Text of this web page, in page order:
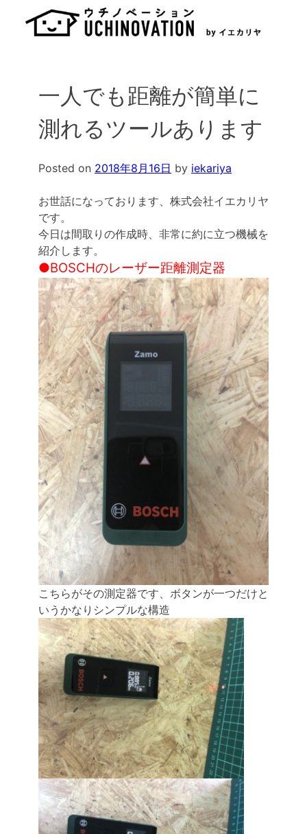
一人でも距離が簡単に
測れるツールあります
Posted on 2018年8月16日 by iekariya
お世話になっております、株式会社イエカリヤ
です。
今日は間取りの作成時、非常に約に立つ機械を
紹介します。
●BOSCHのレーザー距離測定器
こちらがその測定器です、ボタンが一つだけと
いうかなりシンプルな構造